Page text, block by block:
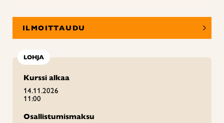
ILMOITTAUDU
LOHJA
Kurssi alkaa
14.11.2026
11:00
Osallistumismaksu